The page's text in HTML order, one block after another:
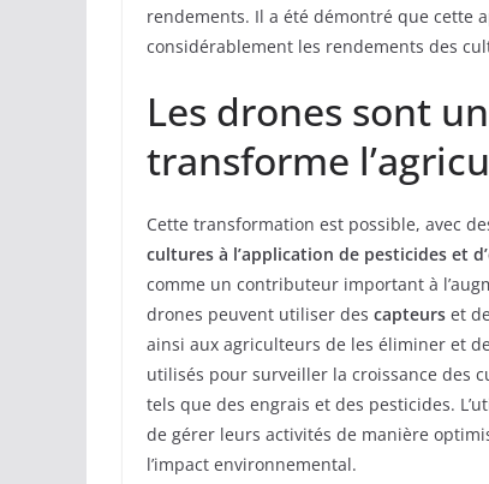
rendements. Il a été démontré que cette
considérablement les rendements des
Les drones sont
transforme
Cette transformation est possible, avec
cultures à l’application de pesticides et
comme un contributeur important à
drones peuvent utiliser des capteurs et
ainsi aux agriculteurs de les éliminer et
utilisés pour surveiller la croissance des
tels que des engrais et des pesticides.
de gérer leurs activités de manière
l’impact environnemental.